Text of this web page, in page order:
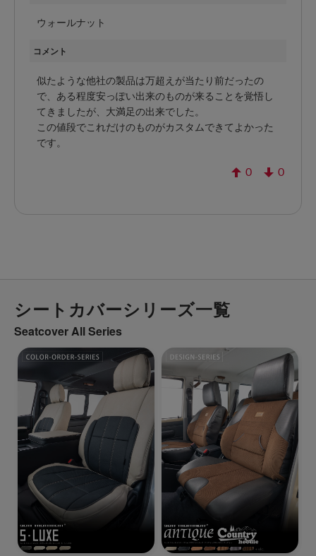
ウォールナット
コメント
似たような他社の製品は万超えが当たり前だったの
で、ある程度安っぽい出来のものが来ることを覚悟し
てきましたが、大満足の出来でした。
この値段でこれだけのものがカスタムできてよかった
です。
0 0
シートカバーシリーズ一覧
Seatcover All Series